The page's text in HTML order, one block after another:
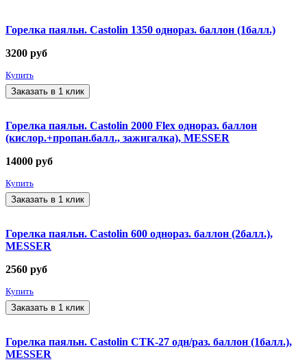
Горелка паяльн. Castolin 1350 однораз. баллон (1балл.)
3200 руб
Купить
Заказать в 1 клик
Горелка паяльн. Castolin 2000 Flex однораз. баллон
(кислор.+пропан.балл., зажигалка), MESSER
14000 руб
Купить
Заказать в 1 клик
Горелка паяльн. Castolin 600 однораз. баллон (2балл.),
MESSER
2560 руб
Купить
Заказать в 1 клик
Горелка паяльн. Castolin СТК-27 одн/раз. баллон (1балл.),
MESSER